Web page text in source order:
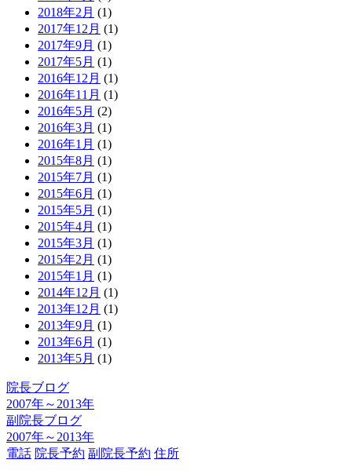
2018年2月 (1)
2017年12月 (1)
2017年9月 (1)
2017年5月 (1)
2016年12月 (1)
2016年11月 (1)
2016年5月 (2)
2016年3月 (1)
2016年1月 (1)
2015年8月 (1)
2015年7月 (1)
2015年6月 (1)
2015年5月 (1)
2015年4月 (1)
2015年3月 (1)
2015年2月 (1)
2015年1月 (1)
2014年12月 (1)
2013年12月 (1)
2013年9月 (1)
2013年6月 (1)
2013年5月 (1)
院長ブログ
2007年～2013年
副院長ブログ
2007年～2013年
電話 院長予約 副院長予約 住所